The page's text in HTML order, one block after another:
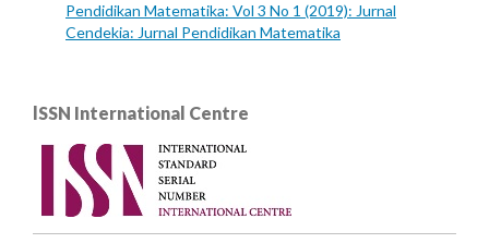
Pendidikan Matematika: Vol 3 No 1 (2019): Jurnal
Cendekia: Jurnal Pendidikan Matematika
lSSN International Centre